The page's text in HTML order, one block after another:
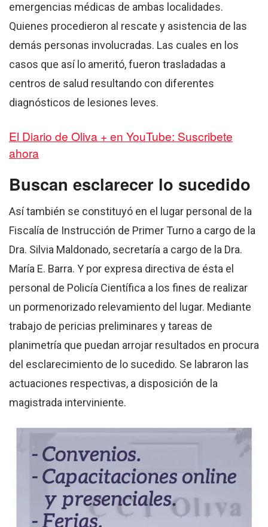
emergencias médicas de ambas localidades.
Quienes procedieron al rescate y asistencia de las
demás personas involucradas. Las cuales en los
casos que así lo ameritó, fueron trasladadas a
centros de salud resultando con diferentes
diagnósticos de lesiones leves.
El Diario de Oliva + en YouTube: Suscribete
ahora
Buscan esclarecer lo sucedido
Así también se constituyó en el lugar personal de la
Fiscalía de Instrucción de Primer Turno a cargo de la
Dra. Silvia Maldonado, secretaría a cargo de la Dra.
María E. Barra. Y por expresa directiva de ésta el
personal de Policía Científica a los fines de realizar
un pormenorizado relevamiento del lugar. Mediante
trabajo de pericias preliminares y tareas de
planimetría que puedan arrojar resultados en procura
del esclarecimiento de lo sucedido. Se labraron las
actuaciones respectivas, a disposición de la
magistrada interviniente.